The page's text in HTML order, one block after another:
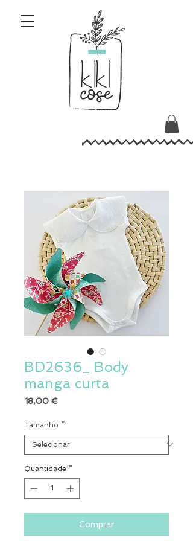
BD2636_ Body
manga curta
18,00 €
Tamanho *
Quantidade *
Comprar